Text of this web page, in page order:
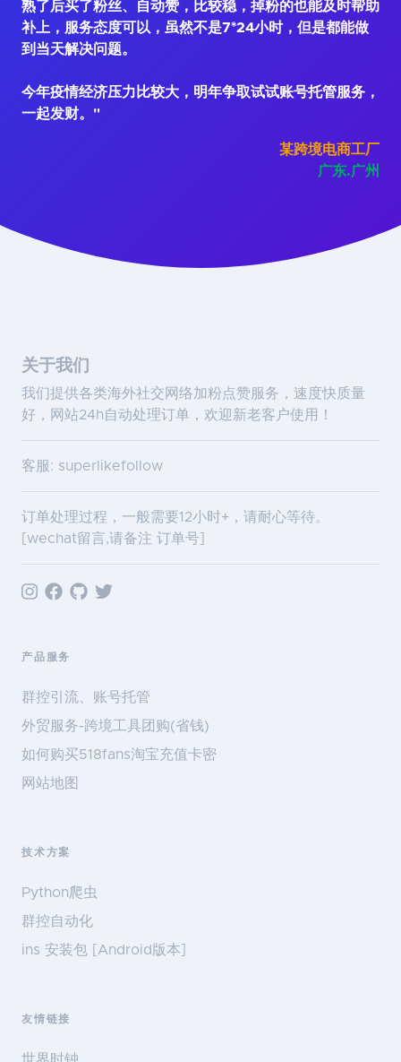
熟了后买了粉丝、自动赞，比较稳，掉粉的也能及时帮助
补上，服务态度可以，虽然不是7*24小时，但是都能做
到当天解决问题。
今年疫情经济压力比较大，明年争取试试账号托管服务，
一起发财。"
某跨境电商工厂
广东.广州
关于我们
我们提供各类海外社交网络加粉点赞服务，速度快质量
好，网站24h自动处理订单，欢迎新老客户使用！
客服: superlikefollow
订单处理过程，一般需要12小时+，请耐心等待。
[wechat留言,请备注 订单号]
产品服务
群控引流、账号托管
外贸服务-跨境工具团购(省钱)
如何购买518fans淘宝充值卡密
网站地图
技术方案
Python爬虫
群控自动化
ins 安装包 [Android版本]
友情链接